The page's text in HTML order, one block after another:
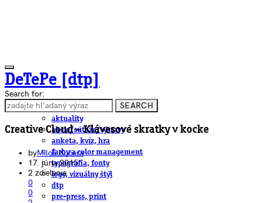
DeTePe [dtp]
ČLÁNKY
aktuality
akcie/súťaže/výstavy
anketa, kvíz, hra
farby a color management
typografia, fonty
logo, vizuálny štýl
dtp
pre-press, print
Search for:
SEARCH
Creative Cloud – Klávesové skratky v kocke
byMiloš Kučera
17. júna 2015
2 zdielania
0
0